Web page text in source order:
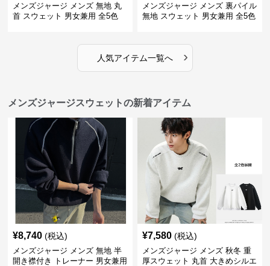
メンズジャージ メンズ 無地 丸
首 スウェット 男女兼用 全5色
メンズジャージ メンズ 裏パイル
無地 スウェット 男女兼用 全5色
人気アイテム一覧へ ›
メンズジャージスウェットの新着アイテム
¥8,740 (税込)
メンズジャージ メンズ 無地 半
開き襟付き トレーナー 男女兼用
¥7,580 (税込)
メンズジャージ メンズ 秋冬 重
厚スウェット 丸首 大きめシルエ